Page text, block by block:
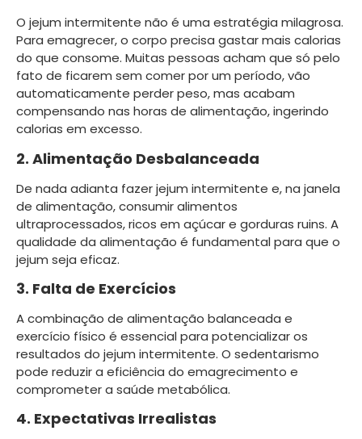
O jejum intermitente não é uma estratégia milagrosa.
Para emagrecer, o corpo precisa gastar mais calorias
do que consome. Muitas pessoas acham que só pelo
fato de ficarem sem comer por um período, vão
automaticamente perder peso, mas acabam
compensando nas horas de alimentação, ingerindo
calorias em excesso.
2. Alimentação Desbalanceada
De nada adianta fazer jejum intermitente e, na janela
de alimentação, consumir alimentos
ultraprocessados, ricos em açúcar e gorduras ruins. A
qualidade da alimentação é fundamental para que o
jejum seja eficaz.
3. Falta de Exercícios
A combinação de alimentação balanceada e
exercício físico é essencial para potencializar os
resultados do jejum intermitente. O sedentarismo
pode reduzir a eficiência do emagrecimento e
comprometer a saúde metabólica.
4. Expectativas Irrealistas